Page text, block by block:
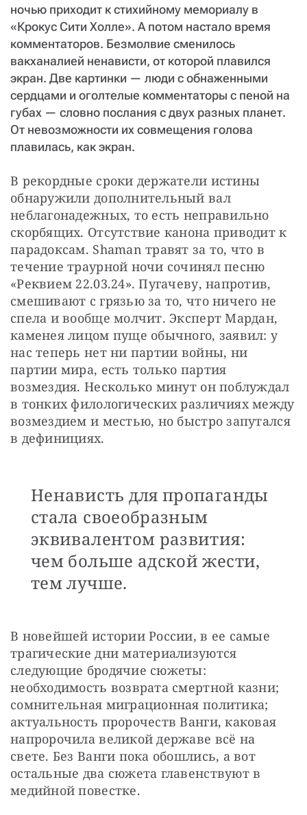
ночью приходит к стихийному мемориалу в
«Крокус Сити Холле». А потом настало время
комментаторов. Безмолвие сменилось
вакханалией ненависти, от которой плавился
экран. Две картинки — люди с обнаженными
сердцами и оголтелые комментаторы с пеной на
губах — словно послания с двух разных планет.
От невозможности их совмещения голова
плавилась, как экран.
В рекордные сроки держатели истины
обнаружили дополнительный вал
неблагонадежных, то есть неправильно
скорбящих. Отсутствие канона приводит к
парадоксам. Shaman травят за то, что в
течение траурной ночи сочинял песню
«Реквием 22.03.24». Пугачеву, напротив,
смешивают с грязью за то, что ничего не
спела и вообще молчит. Эксперт Мардан,
каменея лицом пуще обычного, заявил: у
нас теперь нет ни партии войны, ни
партии мира, есть только партия
возмездия. Несколько минут он поблуждал
в тонких филологических различиях между
возмездием и местью, но быстро запутался
в дефинициях.
Ненависть для пропаганды
стала своеобразным
эквивалентом развития:
чем больше адской жести,
тем лучше.
В новейшей истории России, в ее самые
трагические дни материализуются
следующие бродячие сюжеты:
необходимость возврата смертной казни;
сомнительная миграционная политика;
актуальность пророчеств Ванги, каковая
напророчила великой державе всё на
свете. Без Ванги пока обошлись, а вот
остальные два сюжета главенствуют в
медийной повестке.